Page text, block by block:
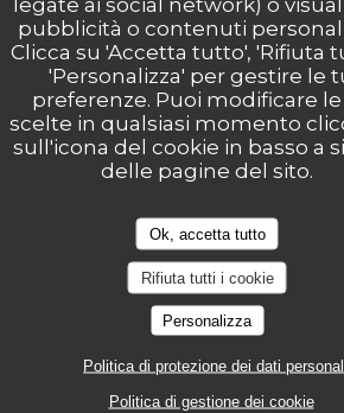
pubblicità o contenuti
Clicca su 'Accetta tutto', 'Rifiuta
'Personalizza' per gestire le
preferenze. Puoi modificare
scelte in qualsiasi momento
sull'icona del cookie in basso a
delle pagine del sito.
Ok, accetta tutto
Rifiuta tutti i cookie
Personalizza
Politica di protezione dei dati
Politica di gestione dei cookie
que je recommande à tous les
italienne. Je reviendrai sans
3